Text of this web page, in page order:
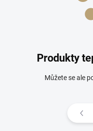
Produkty
Můžete se ale